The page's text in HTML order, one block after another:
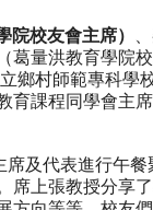
院校友會主席）
葛量洪教育學院
鄉村師範專科學
育課程同學會主
及代表進行午
席上張教授分享